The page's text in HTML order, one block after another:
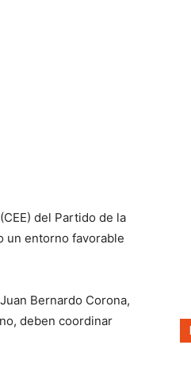
del Partido de la
un entorno favorable
Bernardo Corona,
deben coordinar